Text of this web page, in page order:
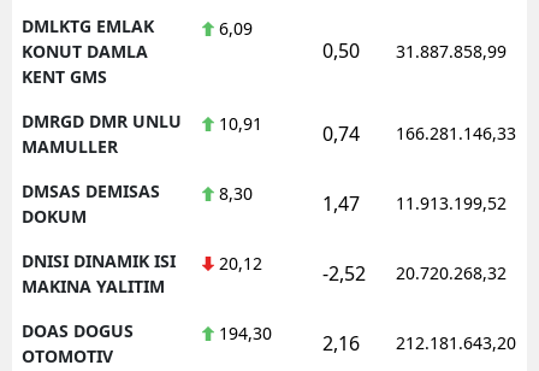
DMLKTG EMLAK
KONUT DAMLA
KENT GMS
6,09
0,50 31.887.858,99
DMRGD DMR UNLU
MAMULLER
10,91 0,74 166.281.146,33
DMSAS DEMISAS
DOKUM
8,30 1,47 11.913.199,52
DNISI DINAMIK ISI
MAKINA YALITIM
20,12 -2,52 20.720.268,32
DOAS DOGUS
OTOMOTIV
194,30 2,16 212.181.643,20